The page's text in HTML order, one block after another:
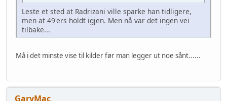
Leste et sted at Radrizani ville sparke han tidligere,
men at 49'ers holdt igjen. Men nå var det ingen vei
tilbake...
Må i det minste vise til kilder før man legger ut noe sånt......
GaryMac